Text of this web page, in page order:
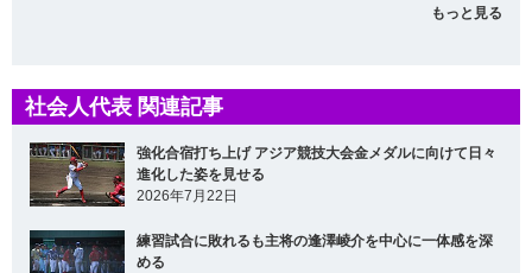
もっと見る
社会人代表 関連記事
強化合宿打ち上げ アジア競技大会金メダルに向けて日々
進化した姿を見せる
2026年7月22日
練習試合に敗れるも主将の逢澤崚介を中心に一体感を深
める